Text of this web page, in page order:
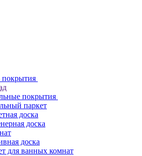
покрытия
паркет
доска
доска
доска
для ванных комнат